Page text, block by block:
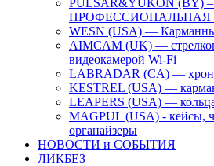
PULSAR&YUKON
ПРОФЕССИОНАЛЬНАЯ
WESN (USA) —
AIMCAM (UK) —
видеокамерой Wi-Fi
LABRADAR (CA) —
KESTREL (USA) —
LEAPERS (USA) —
MAGPUL (USA) - кейсы,
органайзеры
НОВОСТИ и СОБЫТИЯ
ЛИКБЕЗ